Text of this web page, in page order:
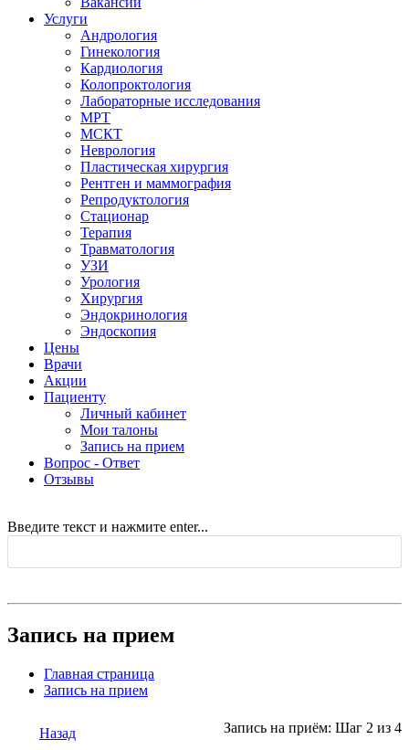
Услуги
Андрология
Гинекология
Кардиология
Колопроктология
Лабораторные исследования
МРТ
МСКТ
Неврология
Пластическая хирургия
Рентген и маммография
Репродуктология
Стационар
Терапия
Травматология
УЗИ
Урология
Хирургия
Эндокринология
Эндоскопия
Цены
Врачи
Акции
Пациенту
Личный кабинет
Мои талоны
Запись на прием
Вопрос - Ответ
Отзывы
Введите текст и нажмите enter...
Запись на прием
Главная страница
Запись на прием
Назад Запись на приём: Шаг 2 из 4